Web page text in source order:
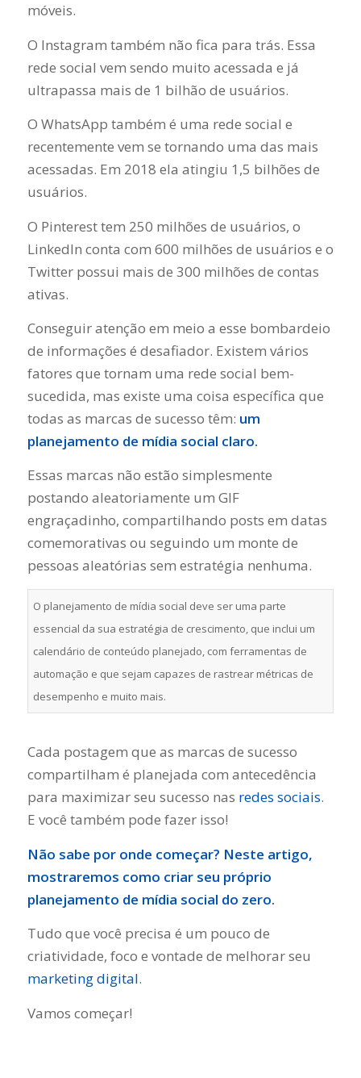
móveis.
O Instagram também não fica para trás. Essa
rede social vem sendo muito acessada e já
ultrapassa mais de 1 bilhão de usuários.
O WhatsApp também é uma rede social e
recentemente vem se tornando uma das mais
acessadas. Em 2018 ela atingiu 1,5 bilhões de
usuários.
O Pinterest tem 250 milhões de usuários, o
LinkedIn conta com 600 milhões de usuários e o
Twitter possui mais de 300 milhões de contas
ativas.
Conseguir atenção em meio a esse bombardeio
de informações é desafiador. Existem vários
fatores que tornam uma rede social bem-
sucedida, mas existe uma coisa específica que
todas as marcas de sucesso têm: um
planejamento de mídia social claro.
Essas marcas não estão simplesmente
postando aleatoriamente um GIF
engraçadinho, compartilhando posts em datas
comemorativas ou seguindo um monte de
pessoas aleatórias sem estratégia nenhuma.
O planejamento de mídia social deve ser uma parte
essencial da sua estratégia de crescimento, que inclui um
calendário de conteúdo planejado, com ferramentas de
automação e que sejam capazes de rastrear métricas de
desempenho e muito mais.
Cada postagem que as marcas de sucesso
compartilham é planejada com antecedência
para maximizar seu sucesso nas redes sociais.
E você também pode fazer isso!
Não sabe por onde começar? Neste artigo,
mostraremos como criar seu próprio
planejamento de mídia social do zero.
Tudo que você precisa é um pouco de
criatividade, foco e vontade de melhorar seu
marketing digital.
Vamos começar!